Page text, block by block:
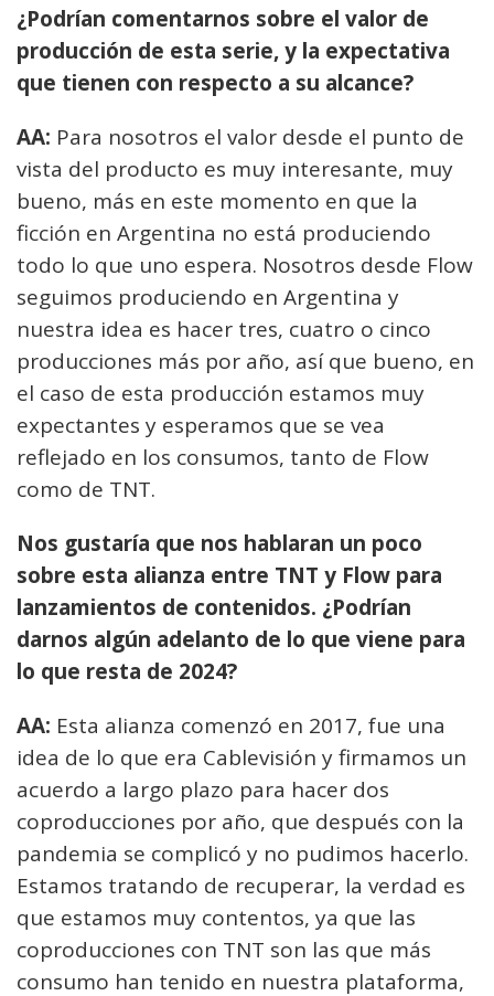
¿Podrían comentarnos sobre el valor de
producción de esta serie, y la expectativa
que tienen con respecto a su alcance?
AA: Para nosotros el valor desde el punto de
vista del producto es muy interesante, muy
bueno, más en este momento en que la
ficción en Argentina no está produciendo
todo lo que uno espera. Nosotros desde Flow
seguimos produciendo en Argentina y
nuestra idea es hacer tres, cuatro o cinco
producciones más por año, así que bueno, en
el caso de esta producción estamos muy
expectantes y esperamos que se vea
reflejado en los consumos, tanto de Flow
como de TNT.
Nos gustaría que nos hablaran un poco
sobre esta alianza entre TNT y Flow para
lanzamientos de contenidos. ¿Podrían
darnos algún adelanto de lo que viene para
lo que resta de 2024?
AA: Esta alianza comenzó en 2017, fue una
idea de lo que era Cablevisión y firmamos un
acuerdo a largo plazo para hacer dos
coproducciones por año, que después con la
pandemia se complicó y no pudimos hacerlo.
Estamos tratando de recuperar, la verdad es
que estamos muy contentos, ya que las
coproducciones con TNT son las que más
consumo han tenido en nuestra plataforma,